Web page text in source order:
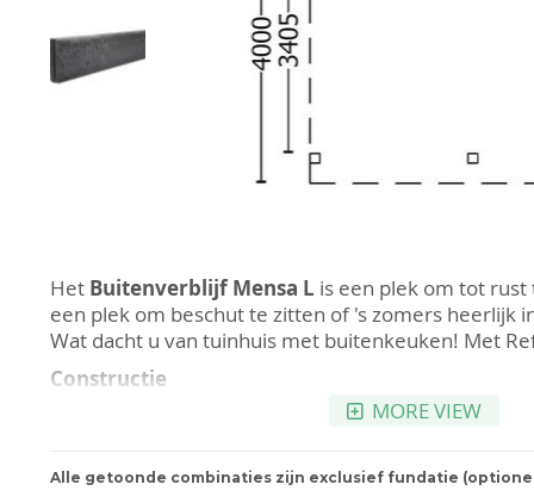
naar
het
begin
van
de
Het Buitenverblijf Mensa L is een plek om tot
een plek om beschut te zitten of 's zomers heerlijk
Wat dacht u van tuinhuis met buitenkeuken! Met
Constructie
Het buitenverblijf is gemaakt van onbehandeld en
soorten van Europa. Het hout dat gebruikt wordt
MORE VIEW
Alle getoonde combinaties zijn exclusief fundatie